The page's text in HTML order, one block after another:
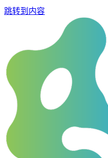
跳转到内容